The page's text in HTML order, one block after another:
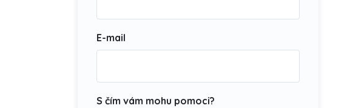
E-mail
S čím vám mohu pomoci?